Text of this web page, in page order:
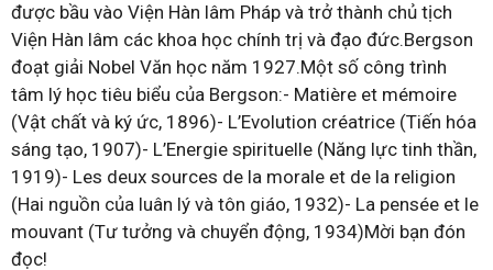
được bầu vào Viện Hàn lâm Pháp và trở thành chủ tịch
Viện Hàn lâm các khoa học chính trị và đạo đức.Bergson
đoạt giải Nobel Văn học năm 1927.Một số công trình
tâm lý học tiêu biểu của Bergson:- Matière et mémoire
(Vật chất và ký ức, 1896)- L’Evolution créatrice (Tiến hóa
sáng tạo, 1907)- L’Energie spirituelle (Năng lực tinh thần,
1919)- Les deux sources de la morale et de la religion
(Hai nguồn của luân lý và tôn giáo, 1932)- La pensée et le
mouvant (Tư tưởng và chuyển động, 1934)Mời bạn đón
đọc!